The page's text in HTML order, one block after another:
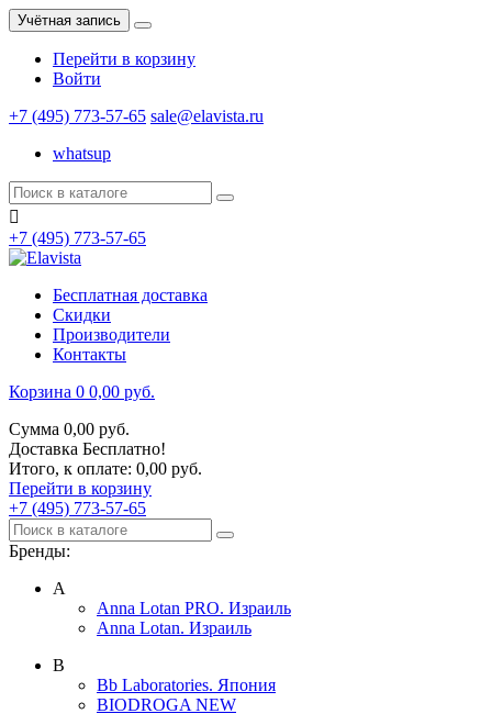
Учётная запись
Перейти в корзину
Войти
+7 (495) 773-57-65 sale@elavista.ru
whatsup

+7 (495) 773-57-65
Бесплатная доставка
Скидки
Производители
Контакты
Корзина 0 0,00 руб.
Сумма 0,00 руб.
Доставка Бесплатно!
Итого, к оплате: 0,00 руб.
Перейти в корзину
+7 (495) 773-57-65
Бренды:
A
Anna Lotan PRO. Израиль
Anna Lotan. Израиль
B
Bb Laboratories. Япония
BIODROGA NEW